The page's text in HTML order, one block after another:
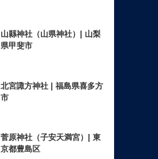
山縣神社（山県神社）| 山梨
県甲斐市
北宮諏方神社 | 福島県喜多方
市
菅原神社（子安天満宮）| 東
京都豊島区